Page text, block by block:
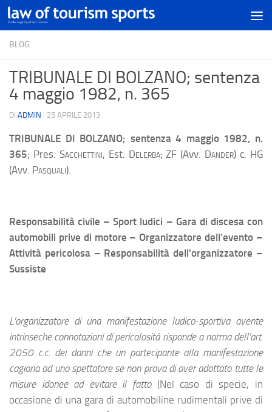
BLOG
TRIBUNALE DI BOLZANO; sentenza
4 maggio 1982, n. 365
DI ADMIN · 25 APRILE 2013
TRIBUNALE DI BOLZANO; sentenza 4 maggio 1982, n.
365; Pres. Sacchettini, Est. Delerba; ZF (Avv. Dander) c. HG
(Avv. Pasquali).
Responsabilità civile – Sport ludici – Gara di discesa con
automobili prive di motore – Organizzatore dell’evento –
Attività pericolosa – Responsabilità dell’organizzatore –
Sussiste
L’organizzatore di una manifestazione ludico-sportiva avente
intrinseche connotazioni di pericolosità risponde a norma dell’art.
2050 c.c. dei danni che un partecipante alla manifestazione
cagiona ad uno spettatore se non prova di aver adottato tutte le
misure idonee ad evitare il fatto (Nel caso di specie, in
occasione di una gara di automobiline rudimentali prive di